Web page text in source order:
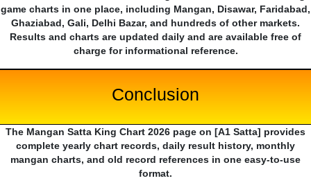
game charts in one place, including Mangan, Disawar, Faridabad,
Ghaziabad, Gali, Delhi Bazar, and hundreds of other markets.
Results and charts are updated daily and are available free of
charge for informational reference.
Conclusion
The Mangan Satta King Chart 2026 page on [A1 Satta] provides
complete yearly chart records, daily result history, monthly
mangan charts, and old record references in one easy-to-use
format.